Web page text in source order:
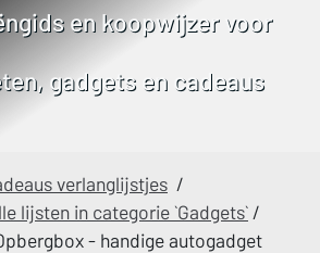
en koopwijzer voor
gadgets en cadeaus
verlanglijstjes /
lijsten in categorie `Gadgets` /
- handige autogadget